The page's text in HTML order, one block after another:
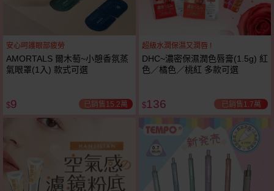
安心呵護眼部疲勞
AMORTALS 爾木萄~小憩香氛蒸
氣眼罩(1入) 款式可選
$9 已銷售15.2萬
超級水潤保濕又潤唇 !
DHC~濃密保濕潤色唇膏(1.5g) 紅
色／橘色／桃紅 多款可選
$136 已銷售1.7萬